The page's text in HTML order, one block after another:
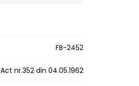
FB-2452
Act nr.352 din 04.05.1962